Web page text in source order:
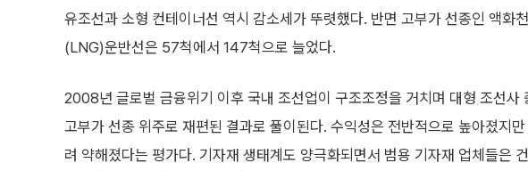
유조선과 소형 컨테이너선 역시 감소세가 뚜렷했다. 반면 고부가 선종인 액화
(LNG)운반선은 57척에서 147척으로 늘었다.
2008년 글로벌 금융위기 이후 국내 조선업이 구조조정을 거치며 대형 조선사
고부가 선종 위주로 재편된 결과로 풀이된다. 수익성은 전반적으로 높아졌지
려 약해졌다는 평가다. 기자재 생태계도 양극화되면서 범용 기자재 업체들은